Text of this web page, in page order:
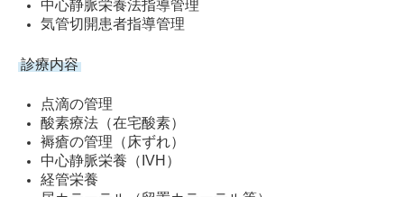
中心静脈栄養法指導管理
気管切開患者指導管理
診療内容
点滴の管理
酸素療法（在宅酸素）
褥瘡の管理（床ずれ）
中心静脈栄養（IVH）
経管栄養